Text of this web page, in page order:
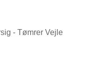
- Tømrer Vejle